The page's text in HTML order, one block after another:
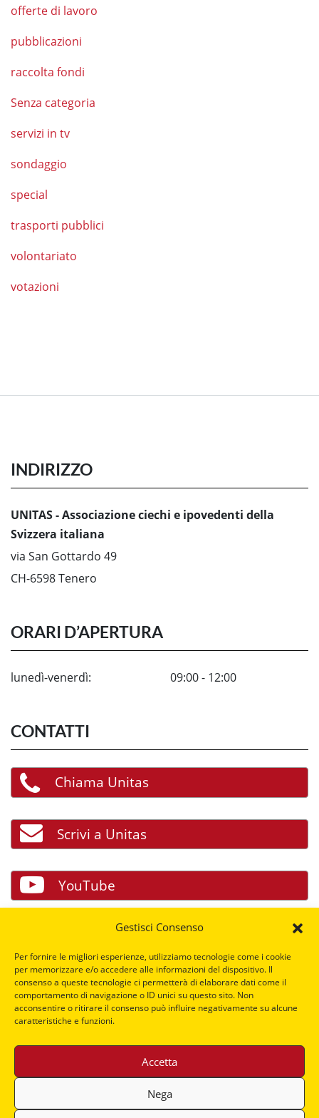
Gestisci Consenso
Per fornire le migliori esperienze, utilizziamo tecnologie come i cookie
per memorizzare e/o accedere alle informazioni del dispositivo. Il
consenso a queste tecnologie ci permetterà di elaborare dati come il
comportamento di navigazione o ID unici su questo sito. Non
acconsentire o ritirare il consenso può influire negativamente su alcune
caratteristiche e funzioni.
Accetta
Nega
offerte di lavoro
pubblicazioni
raccolta fondi
Senza categoria
servizi in tv
sondaggio
special
trasporti pubblici
volontariato
votazioni
INDIRIZZO
UNITAS - Associazione ciechi e ipovedenti della
Svizzera italiana
via San Gottardo 49
CH-6598 Tenero
ORARI D’APERTURA
lunedì-venerdì: 09:00 - 12:00
CONTATTI
Chiama Unitas
Scrivi a Unitas
YouTube
Facebook
LinkedIn